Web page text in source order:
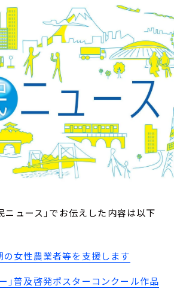
ズ
ニュース」でお伝えした内容は以下
の女性農業者等を支援します
」普及啓発ポスターコンクール作品